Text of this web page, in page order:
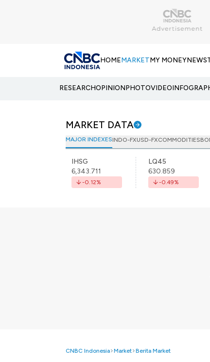
HOMEMARKETMY MONEYNEWS
RESEARCHOPINIONPHOTOVIDEO
MARKET DATA
MAJOR INDEXESINDO-FXUSD-FXCOMMODITIES
IHSG
6,343.711
-0.12%
LQ45
630.859
-0.49%
CNBC Indonesia Market Berita Market